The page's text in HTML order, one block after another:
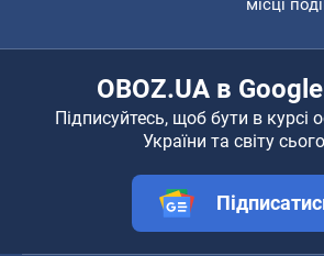
місці
OBOZ.UA в
Підписуйтесь, щоб бути в курсі
України та світу